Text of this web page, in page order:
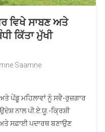
ਵਿਖੇ ਸਾਬਣ ਅਤੇ
ਕਿੱਤਾ ਮੁੱਖੀ
Saamne
ਪੇਂਡੂ ਮਹਿਲਾਵਾਂ ਨੂੰ ਸਵੈ-ਰੁਜ਼ਗਾਰ
ਨਾਲ ਪੀ.ਏ.ਯੂ.-ਕ੍ਰਿਸ਼ੀ
ਸਫ਼ਾਈ ਪਦਾਰਥ ਬਣਾਉਣ